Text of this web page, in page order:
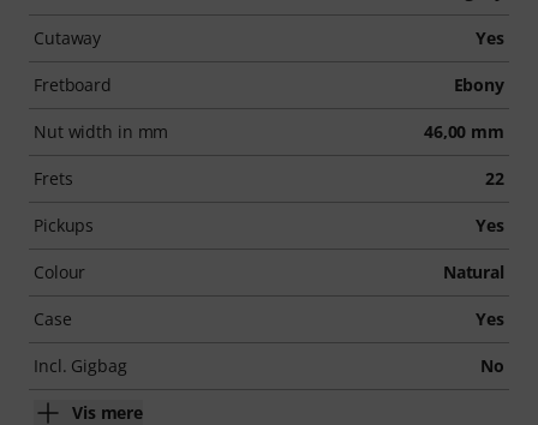
Cutaway Yes
Fretboard Ebony
Nut width in mm 46,00 mm
Frets 22
Pickups Yes
Colour Natural
Case Yes
Incl. Gigbag No
Vis mere